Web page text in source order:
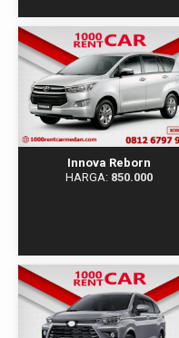
Innova Reborn
HARGA: 850.000